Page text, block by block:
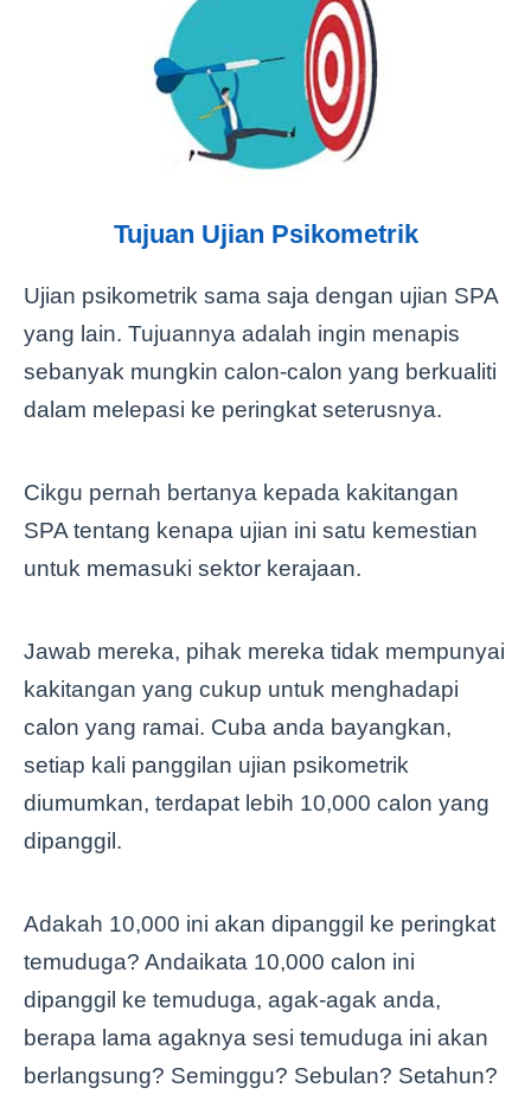
Tujuan Ujian Psikometrik
Ujian psikometrik sama saja dengan ujian SPA
yang lain. Tujuannya adalah ingin menapis
sebanyak mungkin calon-calon yang berkualiti
dalam melepasi ke peringkat seterusnya.
Cikgu pernah bertanya kepada kakitangan
SPA tentang kenapa ujian ini satu kemestian
untuk memasuki sektor kerajaan.
Jawab mereka, pihak mereka tidak mempunyai
kakitangan yang cukup untuk menghadapi
calon yang ramai. Cuba anda bayangkan,
setiap kali panggilan ujian psikometrik
diumumkan, terdapat lebih 10,000 calon yang
dipanggil.
Adakah 10,000 ini akan dipanggil ke peringkat
temuduga? Andaikata 10,000 calon ini
dipanggil ke temuduga, agak-agak anda,
berapa lama agaknya sesi temuduga ini akan
berlangsung? Seminggu? Sebulan? Setahun?